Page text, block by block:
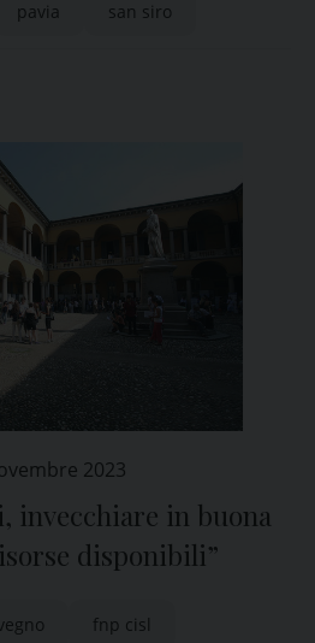
pavia san siro
2023
invecchiare in buona
disponibili”
fnp cisl